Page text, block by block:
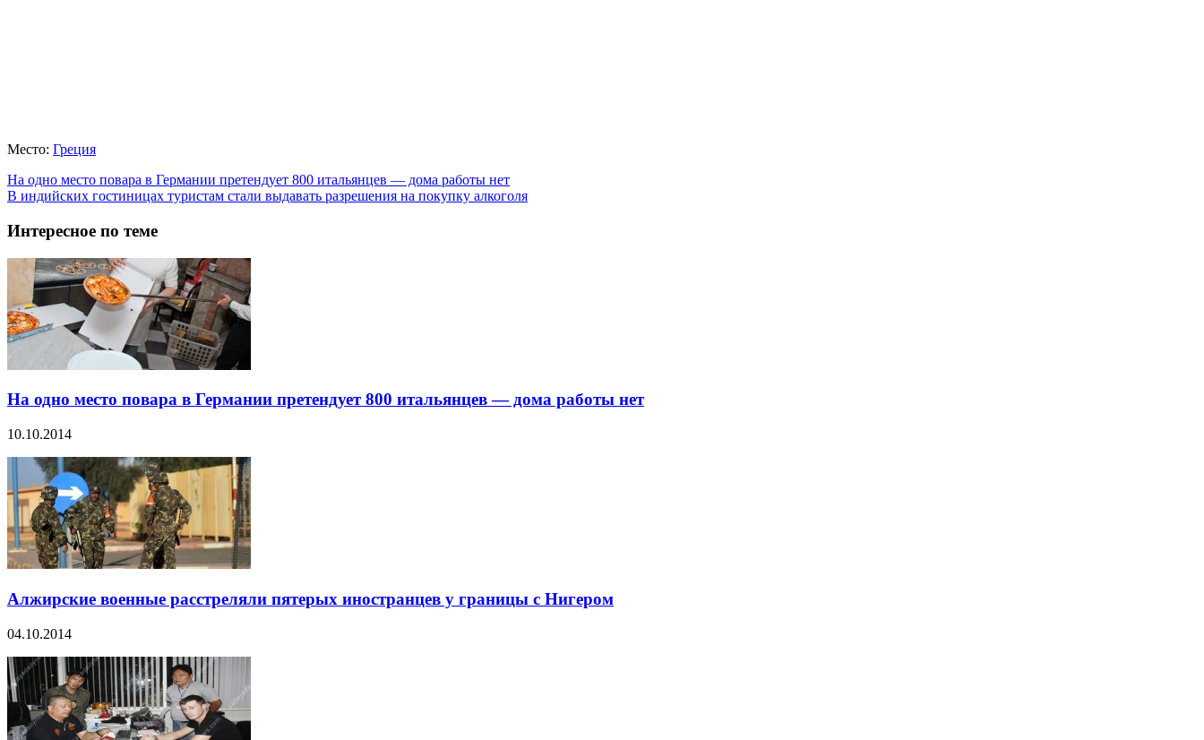
Место: Греция
На одно место повара в Германии претендует 800 итальянцев — дома работы нет
В индийских гостиницах туристам стали выдавать разрешения на покупку алкоголя
Интересное по теме
На одно место повара в Германии претендует 800 итальянцев — дома работы нет
10.10.2014
Алжирские военные расстреляли пятерых иностранцев у границы с Нигером
04.10.2014